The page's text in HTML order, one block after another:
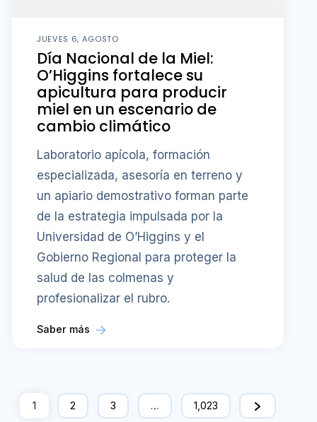
JUEVES 6, AGOSTO
Día Nacional de la Miel:
O’Higgins fortalece su
apicultura para producir
miel en un escenario de
cambio climático
Laboratorio apícola, formación
especializada, asesoría en terreno y
un apiario demostrativo forman parte
de la estrategia impulsada por la
Universidad de O’Higgins y el
Gobierno Regional para proteger la
salud de las colmenas y
profesionalizar el rubro.
Saber más
1 2 3 … 1,023